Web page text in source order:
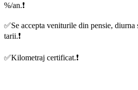
%/an.❗️
✅Se accepta veniturile din pensie, diurna
tarii.❗️
✅Kilometraj certificat.❗️